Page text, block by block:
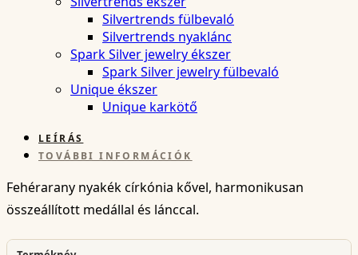
Silvertrends fülbevaló
Silvertrends nyaklánc
Spark Silver jewelry ékszer
Spark Silver jewelry fülbevaló
Unique ékszer
Unique karkötő
LEÍRÁS
TOVÁBBI INFORMÁCIÓK
Fehérarany nyakék církónia kővel, harmonikusan
összeállított medállal és lánccal.